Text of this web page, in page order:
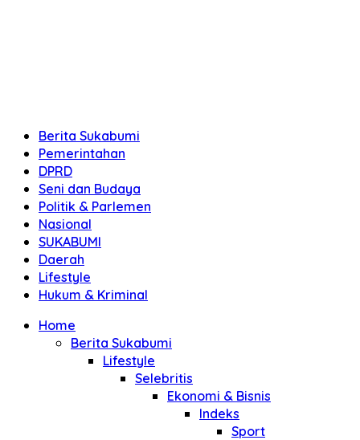
Berita Sukabumi
Pemerintahan
DPRD
Seni dan Budaya
Politik & Parlemen
Nasional
SUKABUMI
Daerah
Lifestyle
Hukum & Kriminal
Home
Berita Sukabumi
Lifestyle
Selebritis
Ekonomi & Bisnis
Indeks
Sport